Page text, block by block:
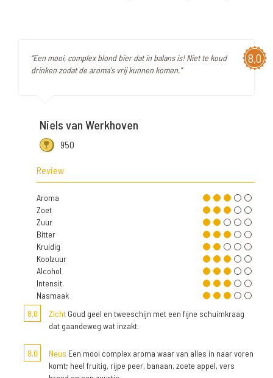
8,0
"Een mooi, complex blond bier dat in balans is! Niet te koud
drinken zodat de aroma's vrij kunnen komen."
Niels van Werkhoven
950
Review
Aroma
Zoet
Zuur
Bitter
Kruidig
Koolzuur
Alcohol
Intensit.
Nasmaak
8,0
Zicht Goud geel en tweeschijn met een fijne schuimkraag
dat gaandeweg wat inzakt.
8,0 Neus Een mooi complex aroma waar van alles in naar voren
komt; heel fruitig, rijpe peer, banaan, zoete appel, vers